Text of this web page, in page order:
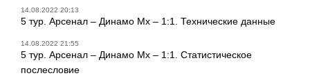
14.08.2022 20:13
5 тур. Арсенал – Динамо Мх – 1:1. Технические данные
14.08.2022 21:55
5 тур. Арсенал – Динамо Мх – 1:1. Статистическое
послесловие